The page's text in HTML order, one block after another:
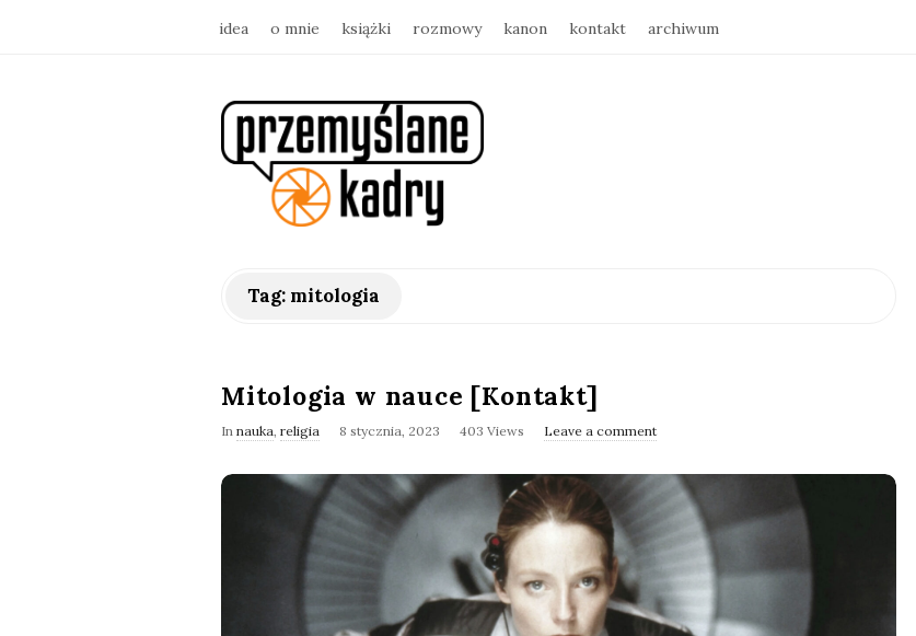
idea o mnie książki rozmowy kanon kontakt archiwum
p
y
ś
Tag: mitologia
Mitologia w nauce [Kontakt]
In nauka religia 8 stycznia, 2023 403 Views Leave a comment